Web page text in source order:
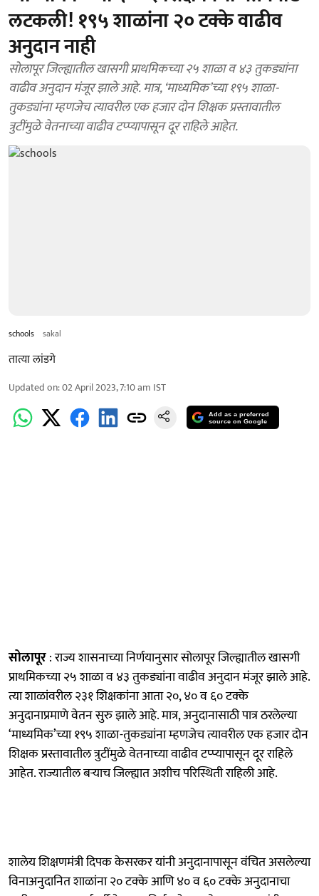
लटकली! १९५ शाळांना २० टक्के वाढीव
अनुदान नाही
सोलापूर जिल्ह्यातील खासगी प्राथमिकच्या २५ शाळा व ४३ तुकड्यांना
वाढीव अनुदान मंजूर झाले आहे. मात्र, ‘माध्यमिक’च्या १९५ शाळा-
तुकड्यांना म्हणजेच त्यावरील एक हजार दोन शिक्षक प्रस्तावातील
त्रुटींमुळे वेतनाच्या वाढीव टप्प्यापासून दूर राहिले आहेत.
schools sakal
तात्या लांडगे
Updated on:02 April 2023, 7:10 am IST
Add as a preferred
source on Google
सोलापूर: राज्य शासनाच्या निर्णयानुसार सोलापूर जिल्ह्यातील खासगी
प्राथमिकच्या २५ शाळा व ४३ तुकड्यांना वाढीव अनुदान मंजूर झाले आहे.
त्या शाळांवरील २३१ शिक्षकांना आता २०, ४० व ६० टक्के
अनुदानाप्रमाणे वेतन सुरु झाले आहे. मात्र, अनुदानासाठी पात्र ठरलेल्या
‘माध्यमिक’च्या १९५ शाळा-तुकड्यांना म्हणजेच त्यावरील एक हजार दोन
शिक्षक प्रस्तावातील त्रुटींमुळे वेतनाच्या वाढीव टप्प्यापासून दूर राहिले
आहेत. राज्यातील बऱ्याच जिल्ह्यात अशीच परिस्थिती राहिली आहे.
शालेय शिक्षणमंत्री दिपक केसरकर यांनी अनुदानापासून वंचित असलेल्या
विनाअनुदानित शाळांना २० टक्के आणि ४० व ६० टक्के अनुदानाचा